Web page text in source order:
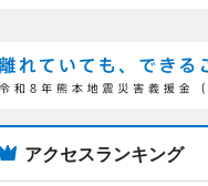
アクセスランキング